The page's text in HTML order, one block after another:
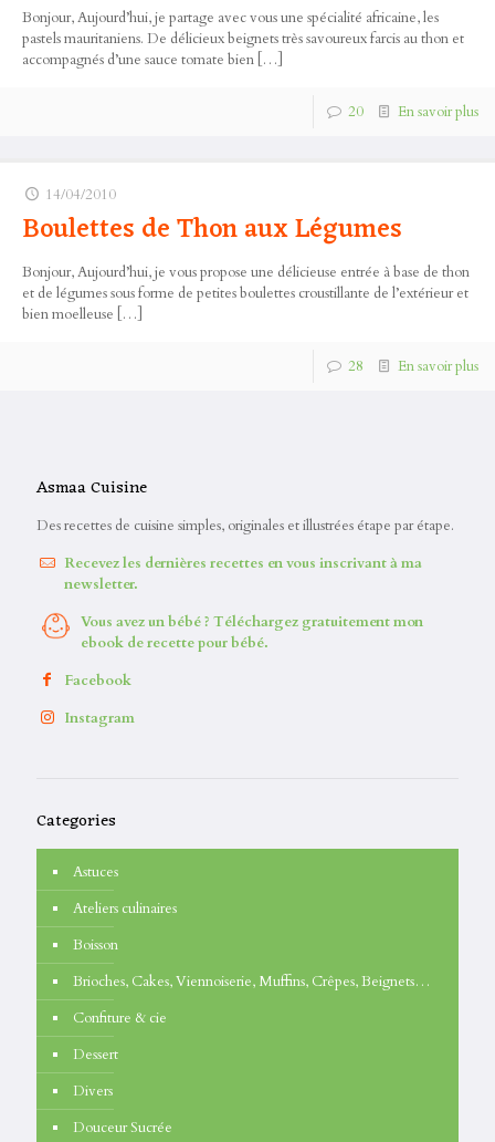
Bonjour, Aujourd’hui, je partage avec vous une spécialité africaine, les
pastels mauritaniens. De délicieux beignets très savoureux farcis au thon et
accompagnés d’une sauce tomate bien […]
20 En savoir plus
14/04/2010
Boulettes de Thon aux Légumes
Bonjour, Aujourd’hui, je vous propose une délicieuse entrée à base de thon
et de légumes sous forme de petites boulettes croustillante de l’extérieur et
bien moelleuse […]
28 En savoir plus
Asmaa Cuisine
Des recettes de cuisine simples, originales et illustrées étape par étape.
Recevez les dernières recettes en vous inscrivant à ma
newsletter.
Vous avez un bébé ? Téléchargez gratuitement mon
ebook de recette pour bébé.
Facebook
Instagram
Categories
Astuces
Ateliers culinaires
Boisson
Brioches, Cakes, Viennoiserie, Muffins, Crêpes, Beignets…
Confiture & cie
Dessert
Divers
Douceur Sucrée